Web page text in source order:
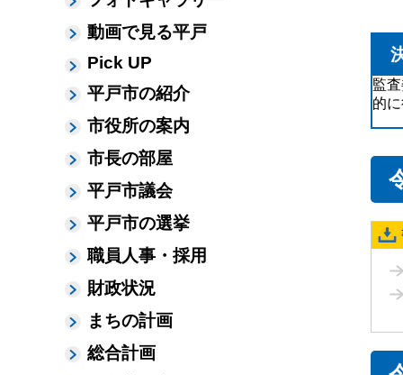
動画で見る平戸
Pick UP
平戸市の紹介
市役所の案内
市長の部屋
平戸市議会
平戸市の選挙
職員人事・採用
財政状況
まちの計画
総合計画
監
的